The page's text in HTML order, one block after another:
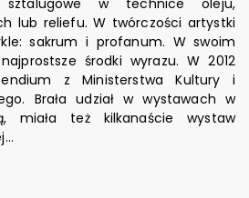
sztalugowe w technice oleju,
lub reliefu. W twórczości artystki
sakrum i profanum. W swoim
środki wyrazu. W 2012
z Ministerstwa Kultury i
Brała udział w wystawach w
miała też kilkanaście wystaw